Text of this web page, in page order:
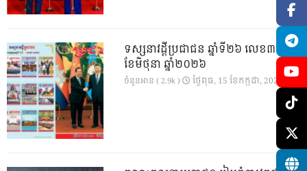
ទស្សនាវដ្ដីប្រជាជន ឆ្នាំទី២៦ លេខ៣០១
ខែមិថុនា ឆ្នាំ២០២៦
ចំនួនអាន ( 2.9k ) ថ្ងៃ​ពុធ, 15 ខែ​កក្កដា, 2026